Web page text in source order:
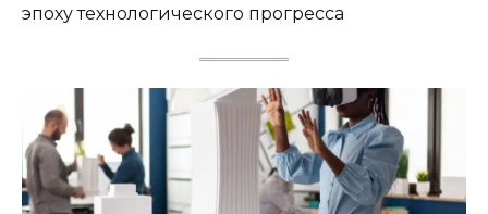
эпоху технологического прогресса